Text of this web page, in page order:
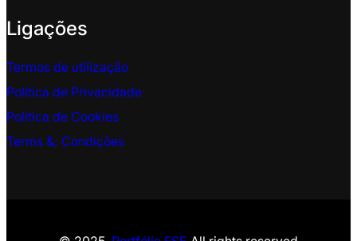
Ligações
Termos de utilização
Política de Privacidade
Política de Cookies
Terms &; Condições